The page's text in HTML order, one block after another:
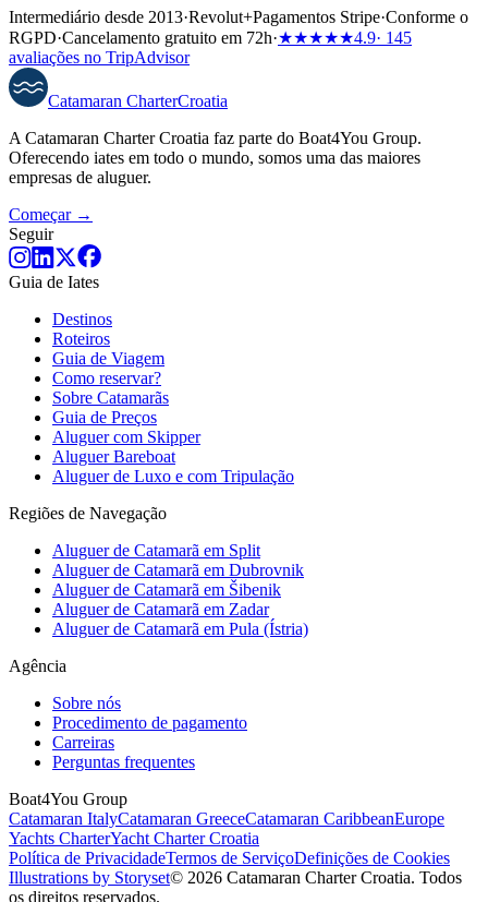
Intermediário desde 2013·Revolut+Pagamentos Stripe·Conforme o
RGPD·Cancelamento gratuito em 72h·★★★★★4.9· 145
avaliações no TripAdvisor
Catamaran CharterCroatia
A Catamaran Charter Croatia faz parte do Boat4You Group.
Oferecendo iates em todo o mundo, somos uma das maiores
empresas de aluguer.
Começar →
Seguir
Guia de Iates
Destinos
Roteiros
Guia de Viagem
Como reservar?
Sobre Catamarãs
Guia de Preços
Aluguer com Skipper
Aluguer Bareboat
Aluguer de Luxo e com Tripulação
Regiões de Navegação
Aluguer de Catamarã em Split
Aluguer de Catamarã em Dubrovnik
Aluguer de Catamarã em Šibenik
Aluguer de Catamarã em Zadar
Aluguer de Catamarã em Pula (Ístria)
Agência
Sobre nós
Procedimento de pagamento
Carreiras
Perguntas frequentes
Boat4You Group
Catamaran ItalyCatamaran GreeceCatamaran CaribbeanEurope
Yachts CharterYacht Charter Croatia
Política de PrivacidadeTermos de ServiçoDefinições de Cookies
Illustrations by Storyset© 2026 Catamaran Charter Croatia. Todos
os direitos reservados.